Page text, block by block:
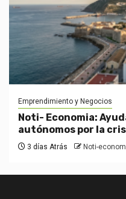
Emprendimiento y Negocios
Noti- Economia:
autónomos por la
3 días Atrás Noti-